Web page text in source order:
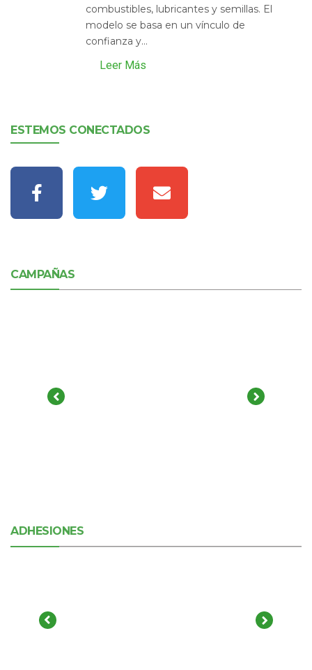
combustibles, lubricantes y semillas. El
modelo se basa en un vínculo de
confianza y...
Leer Más
ESTEMOS CONECTADOS
CAMPAÑAS
ADHESIONES